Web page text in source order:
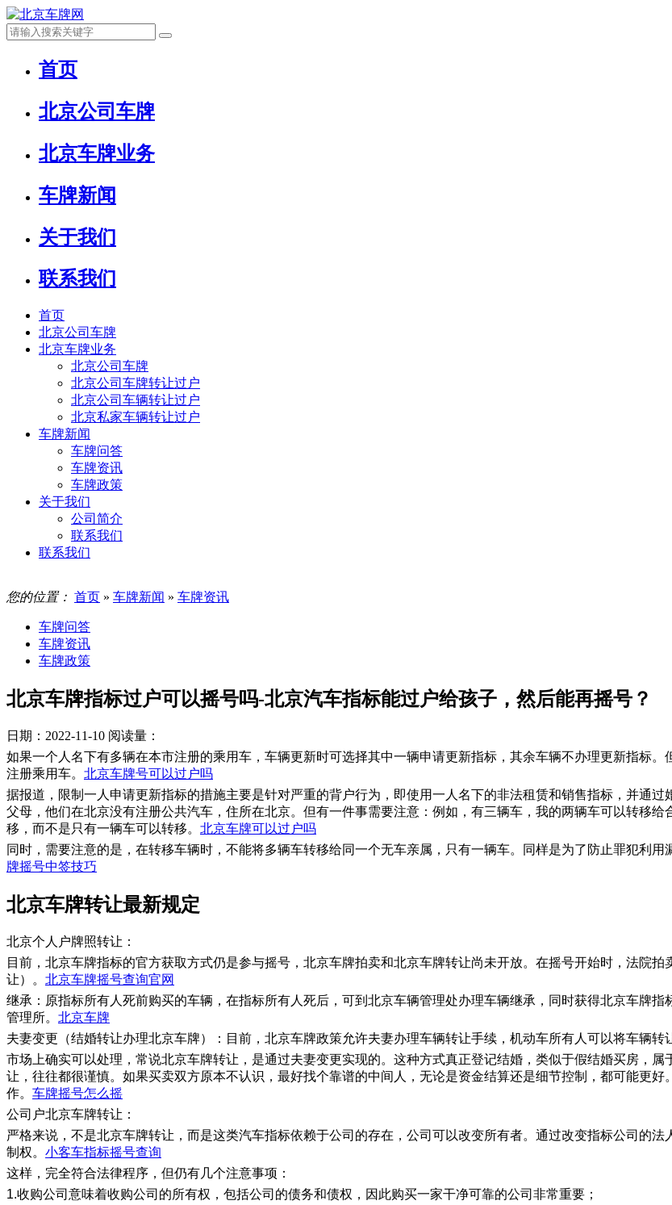
首页
北京公司车牌
北京车牌业务
车牌新闻
关于我们
联系我们
首页
北京公司车牌
北京车牌业务
北京公司车牌
北京公司车牌转让过户
北京公司车辆转让过户
北京私家车辆转让过户
车牌新闻
车牌问答
车牌资讯
车牌政策
关于我们
公司简介
联系我们
联系我们
您的位置： 首页 » 车牌新闻 » 车牌资讯
车牌问答
车牌资讯
车牌政策
北京车牌指标过户可以摇号吗-北京汽车指标能过户给孩子，然后能再摇号？
日期：2022-11-10 阅读量：
如果一个人名下有多辆在本市注册的乘用车，车辆更新时可选择其中一辆申请更新指标，其余车辆不办理更新指标
注册乘用车。 北京车牌号可以过户吗
据报道，限制一人申请更新指标的措施主要是针对严重的背户行为，即使用一人名下的非法租赁和销售指标，并通
父母，他们在北京没有注册公共汽车，住所在北京。但有一件事需要注意：例如，有三辆车，我的两辆车可以转移
移，而不是只有一辆车可以转移。 北京车牌可以过户吗
同时，需要注意的是，在转移车辆时，不能将多辆车转移给同一个无车亲属，只有一辆车。同样是为了防止罪犯利
牌摇号中签技巧
北京车牌转让最新规定
北京个人户牌照转让：
目前，北京车牌指标的官方获取方式仍是参与摇号，北京车牌拍卖和北京车牌转让尚未开放。在摇号开始时，法院
让）。 北京车牌摇号查询官网
继承：原指标所有人死前购买的车辆，在指标所有人死后，可到北京车辆管理处办理车辆继承，同时获得北京车牌
管理所。 北京车牌
夫妻变更（结婚转让办理北京车牌）：目前，北京车牌政策允许夫妻办理车辆转让手续，机动车所有人可以将车辆转
市场上确实可以处理，常说北京车牌转让，是通过夫妻变更实现的。这种方式真正登记结婚，类似于假结婚买房，
让，往往都很谨慎。如果买卖双方原本不认识，最好找个靠谱的中间人，无论是资金结算还是细节控制，都可能更
作。 车牌摇号怎么摇
​公司户北京车牌转让：
严格来说，不是北京车牌转让，而是这类汽车指标依赖于公司的存在，公司可以改变所有者。通过改变指标公司的
制权。 小客车指标摇号查询
这样，完全符合法律程序，但仍有几个注意事项：
1.收购公司意味着收购公司的所有权，包括公司的债务和债权，因此购买一家干净可靠的公司非常重要；